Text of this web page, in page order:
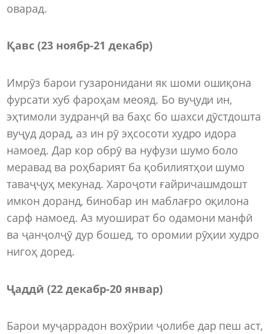
оварад.
Қавс (23 ноябр-21 декабр)
Имрӯз барои гузаронидани як шоми ошиқона
фурсати хуб фароҳам меояд. Бо вуҷуди ин,
эҳтимоли зудранҷӣ ва баҳс бо шахси дӯстдошта
вуҷуд дорад, аз ин рӯ эҳсосоти худро идора
намоед. Дар кор обрӯ ва нуфузи шумо боло
меравад ва роҳбарият ба қобилиятҳои шумо
таваҷҷуҳ мекунад. Хароҷоти ғайричашмдошт
имкон доранд, бинобар ин маблағро оқилона
сарф намоед. Аз муошират бо одамони манфӣ
ва ҷанҷолҷӯ дур бошед, то оромии рӯҳии худро
нигоҳ доред.
Ҷаддӣ (22 декабр-20 январ)
Барои муҷаррадон вохӯрии ҷолибе дар пеш аст,